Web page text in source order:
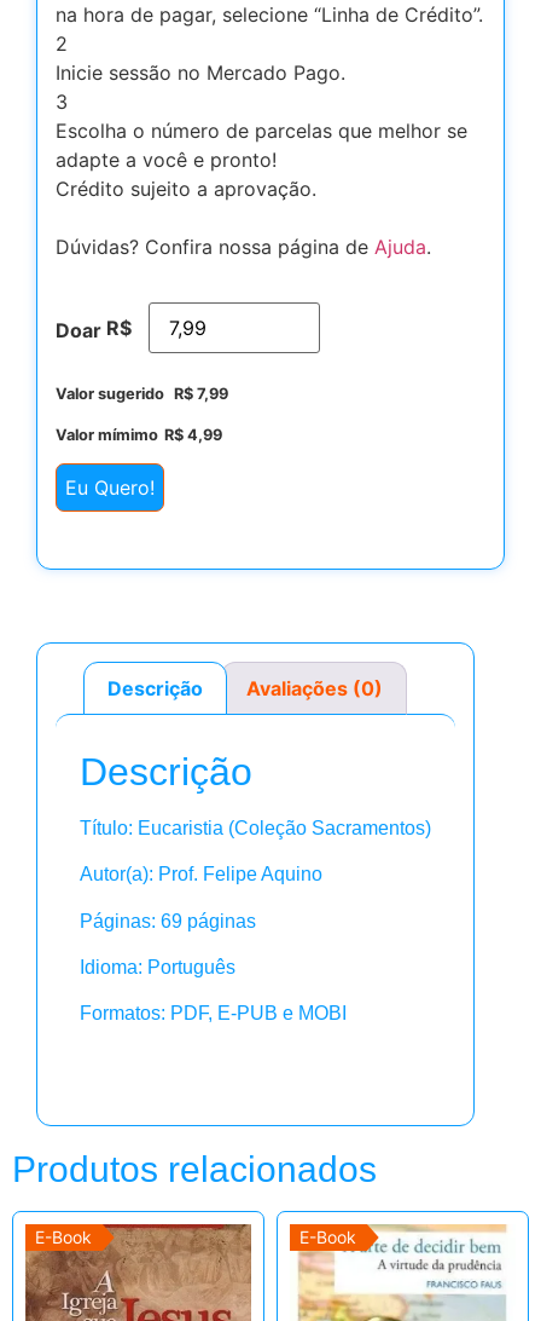
na hora de pagar, selecione “Linha de Crédito”.
2
Inicie sessão no Mercado Pago.
3
Escolha o número de parcelas que melhor se
adapte a você e pronto!
Crédito sujeito a aprovação.
Dúvidas? Confira nossa página de Ajuda.
Doar R$
Valor sugerido R$ 7,99
Valor mímimo R$ 4,99
Eu Quero!
Descrição Avaliações (0)
Descrição
Título: Eucaristia (Coleção Sacramentos)
Autor(a): Prof. Felipe Aquino
Páginas: 69 páginas
Idioma: Português
Formatos: PDF, E-PUB e MOBI
Produtos relacionados
E-Book E-Book